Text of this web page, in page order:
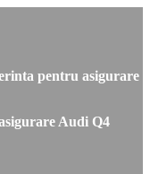
pentru asigurare
Audi Q4